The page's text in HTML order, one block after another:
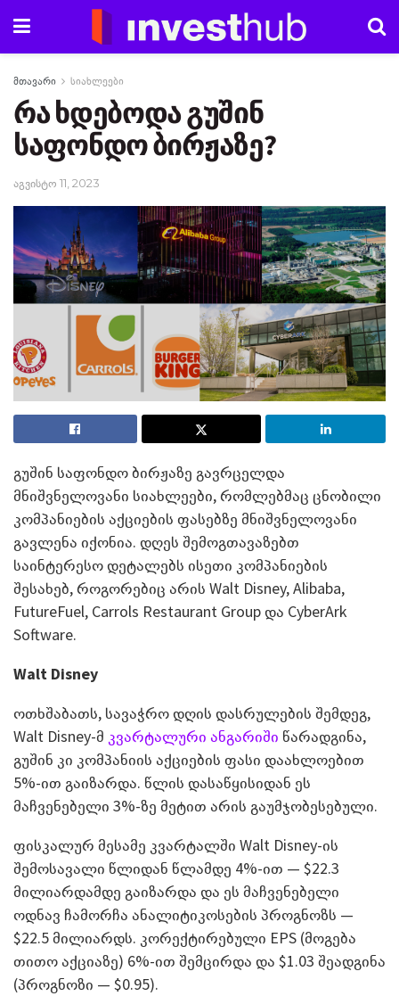
მთავარი სიახლეები
რა ხდებოდა გუშინ
საფონდო ბირჟაზე?
აგვისტო 11, 2023
გუშინ საფონდო ბირჟაზე გავრცელდა
მნიშვნელოვანი სიახლეები, რომლებმაც ცნობილი
კომპანიების აქციების ფასებზე მნიშვნელოვანი
გავლენა იქონია. დღეს შემოგთავაზებთ
საინტერესო დეტალებს ისეთი კომპანიების
შესახებ, როგორებიც არის Walt Disney, Alibaba,
FutureFuel, Carrols Restaurant Group და CyberArk
Software.
Walt Disney
ოთხშაბათს, სავაჭრო დღის დასრულების შემდეგ,
Walt Disney-მ კვარტალური ანგარიში წარადგინა,
გუშინ კი კომპანიის აქციების ფასი დაახლოებით
5%-ით გაიზარდა. წლის დასაწყისიდან ეს
მაჩვენებელი 3%-ზე მეტით არის გაუმჯობესებული.
ფისკალურ მესამე კვარტალში Walt Disney-ის
შემოსავალი წლიდან წლამდე 4%-ით — $22.3
მილიარდამდე გაიზარდა და ეს მაჩვენებელი
ოდნავ ჩამორჩა ანალიტიკოსების პროგნოზს —
$22.5 მილიარდს. კორექტირებული EPS (მოგება
თითო აქციაზე) 6%-ით შემცირდა და $1.03 შეადგინა
(პროგნოზი — $0.95).